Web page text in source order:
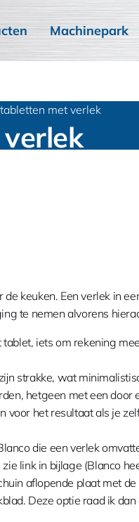
Machinepark
met verlek
keuken. Een verlek in
te nemen alvorens
iets om rekening
strakke, wat
hetgeen met een door
voor het resultaat als je
die een verlek
link in bijlage (Blanco
aflopende plaat met
Deze optie raad ik